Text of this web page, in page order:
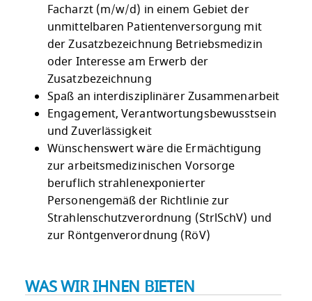
Facharzt (m/w/d) in einem Gebiet der
unmittelbaren Patientenversorgung mit
der Zusatzbezeichnung Betriebsmedizin
oder Interesse am Erwerb der
Zusatzbezeichnung
Spaß an interdisziplinärer Zusammenarbeit
Engagement, Verantwortungsbewusstsein
und Zuverlässigkeit
Wünschenswert wäre die Ermächtigung
zur arbeitsmedizinischen Vorsorge
beruflich strahlenexponierter
Personengemäß der Richtlinie zur
Strahlenschutzverordnung (StrlSchV) und
zur Röntgenverordnung (RöV)
WAS WIR IHNEN BIETEN